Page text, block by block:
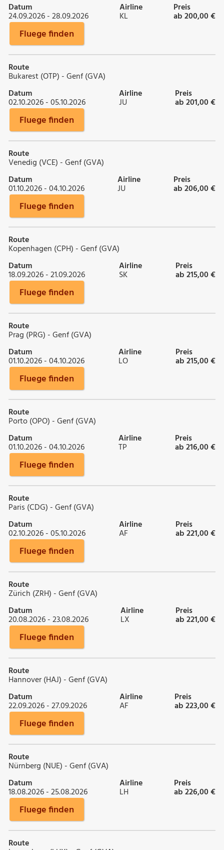
Datum
24.09.2026 - 28.09.2026
Airline
KL
Preis
ab 200,00 €
Fluege finden
Route
Bukarest (OTP) - Genf (GVA)
Datum
02.10.2026 - 05.10.2026
Airline
JU
Preis
ab 201,00 €
Fluege finden
Route
Venedig (VCE) - Genf (GVA)
Datum
01.10.2026 - 04.10.2026
Airline
JU
Preis
ab 206,00 €
Fluege finden
Route
Kopenhagen (CPH) - Genf (GVA)
Datum
18.09.2026 - 21.09.2026
Airline
SK
Preis
ab 215,00 €
Fluege finden
Route
Prag (PRG) - Genf (GVA)
Datum
01.10.2026 - 04.10.2026
Airline
LO
Preis
ab 215,00 €
Fluege finden
Route
Porto (OPO) - Genf (GVA)
Datum
01.10.2026 - 04.10.2026
Airline
TP
Preis
ab 216,00 €
Fluege finden
Route
Paris (CDG) - Genf (GVA)
Datum
02.10.2026 - 05.10.2026
Airline
AF
Preis
ab 221,00 €
Fluege finden
Route
Zürich (ZRH) - Genf (GVA)
Datum
20.08.2026 - 23.08.2026
Airline
LX
Preis
ab 221,00 €
Fluege finden
Route
Hannover (HAJ) - Genf (GVA)
Datum
22.09.2026 - 27.09.2026
Airline
AF
Preis
ab 223,00 €
Fluege finden
Route
Nürnberg (NUE) - Genf (GVA)
Datum
18.08.2026 - 25.08.2026
Airline
LH
Preis
ab 226,00 €
Fluege finden
Route